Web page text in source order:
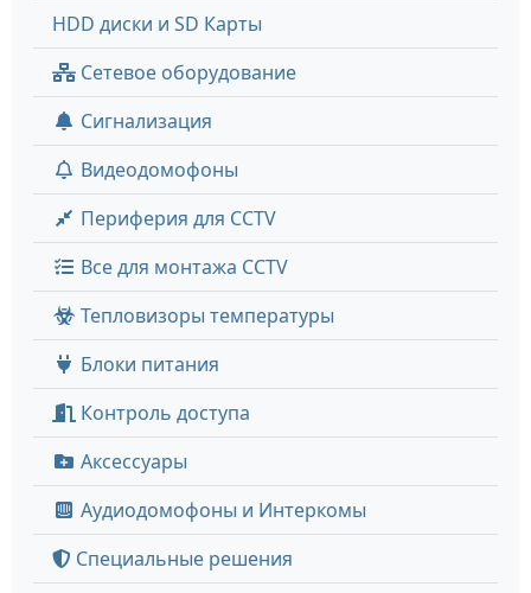
HDD диски и SD Карты
Сетевое оборудование
Сигнализация
Видеодомофоны
Периферия для CCTV
Все для монтажа CCTV
Тепловизоры температуры
Блоки питания
Контроль доступа
Аксессуары
Аудиодомофоны и Интеркомы
Специальные решения